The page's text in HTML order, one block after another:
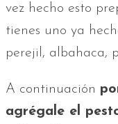
vez hecho esto
tienes uno ya
perejil, albahaca,
A continuación
agrégale el